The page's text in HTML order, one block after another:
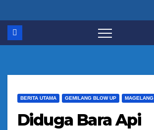
t
BERITA UTAMA GEMILANG BLOW UP MAGELANG
Diduga Bara Api